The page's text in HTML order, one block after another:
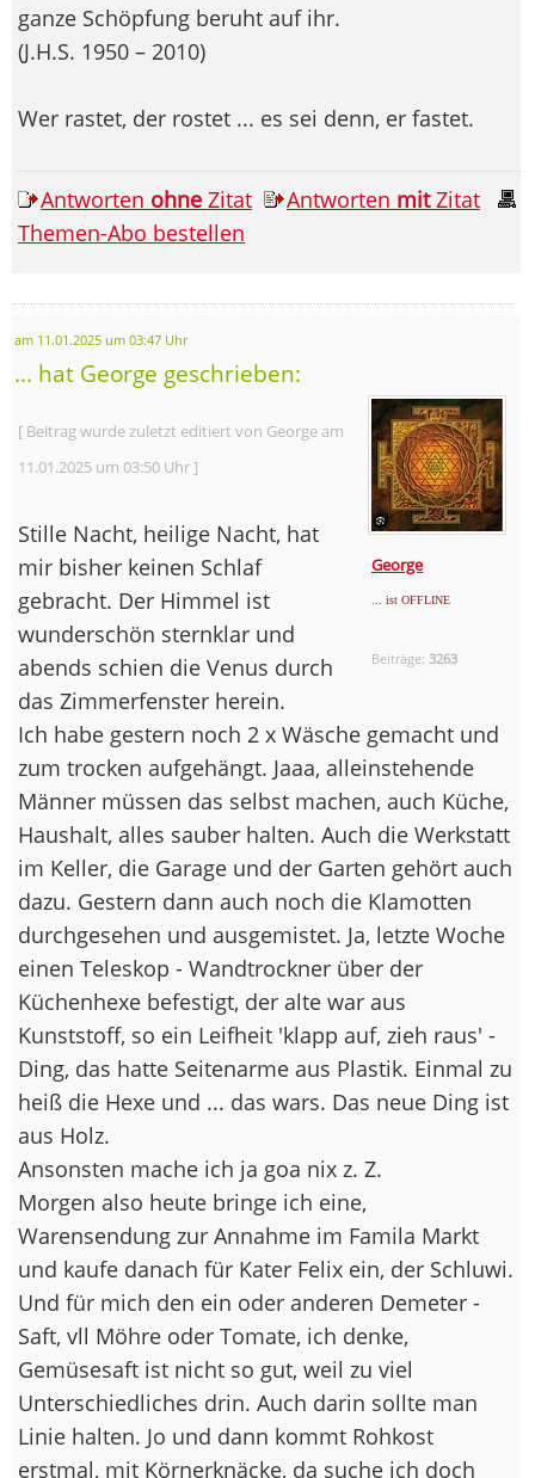
ganze Schöpfung beruht auf ihr.
(J.H.S. 1950 – 2010)
Wer rastet, der rostet ... es sei denn, er fastet.
Antworten ohne Zitat Antworten mitZitat
Themen-Abo bestellen
am 11.01.2025 um 03:47 Uhr
... hat George geschrieben:
George
... ist OFFLINE
Beiträge:3263
[ Beitrag wurde zuletzt editiert von George am
11.01.2025 um 03:50 Uhr ]
Stille Nacht, heilige Nacht, hat
mir bisher keinen Schlaf
gebracht. Der Himmel ist
wunderschön sternklar und
abends schien die Venus durch
das Zimmerfenster herein.
Ich habe gestern noch 2 x Wäsche gemacht und
zum trocken aufgehängt. Jaaa, alleinstehende
Männer müssen das selbst machen, auch Küche,
Haushalt, alles sauber halten. Auch die Werkstatt
im Keller, die Garage und der Garten gehört auch
dazu. Gestern dann auch noch die Klamotten
durchgesehen und ausgemistet. Ja, letzte Woche
einen Teleskop - Wandtrockner über der
Küchenhexe befestigt, der alte war aus
Kunststoff, so ein Leifheit 'klapp auf, zieh raus' -
Ding, das hatte Seitenarme aus Plastik. Einmal zu
heiß die Hexe und ... das wars. Das neue Ding ist
aus Holz.
Ansonsten mache ich ja goa nix z. Z.
Morgen also heute bringe ich eine,
Warensendung zur Annahme im Famila Markt
und kaufe danach für Kater Felix ein, der Schluwi.
Und für mich den ein oder anderen Demeter -
Saft, vll Möhre oder Tomate, ich denke,
Gemüsesaft ist nicht so gut, weil zu viel
Unterschiedliches drin. Auch darin sollte man
Linie halten. Jo und dann kommt Rohkost
erstmal, mit Körnerknäcke, da suche ich doch